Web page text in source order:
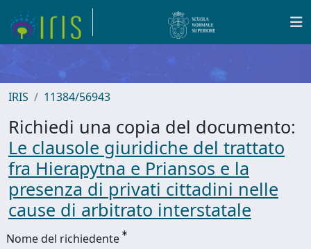
IRIS 11384/56943
Richiedi una copia del documento:
Le clausole giuridiche del trattato
fra Hierapytna e Priansos e la
presenza di privati cittadini nelle
cause di arbitrato interstatale
Nome del richiedente